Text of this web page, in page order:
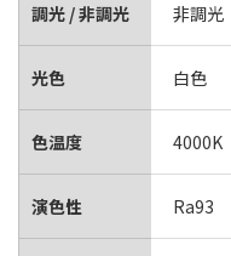
調光 / 非調光 非調光
光色 白色
色温度 4000K
演色性 Ra93